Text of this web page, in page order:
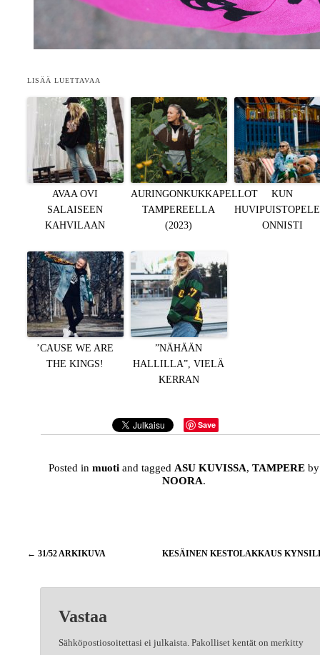
LISÄÄ LUETTAVAA
AVAA OVI
SALAISEEN
KAHVILAAN
AURINGONKUKKAPELLOT
TAMPEREELLA
(2023)
KUN
ONNISTI
’CAUSE WE ARE
THE KINGS!
”NÄHÄÄN
HALLILLA”, VIELÄ
KERRAN
Save
Posted in muotiand tagged ASU KUVISSA, TAMPEREby
NOORA.
Artikkelien
← 31/52 ARKIKUVA KESÄINEN KESTOLAKKAUS
Vastaa
Sähköpostiosoitettasi ei julkaista. Pakolliset kentät on merkitty